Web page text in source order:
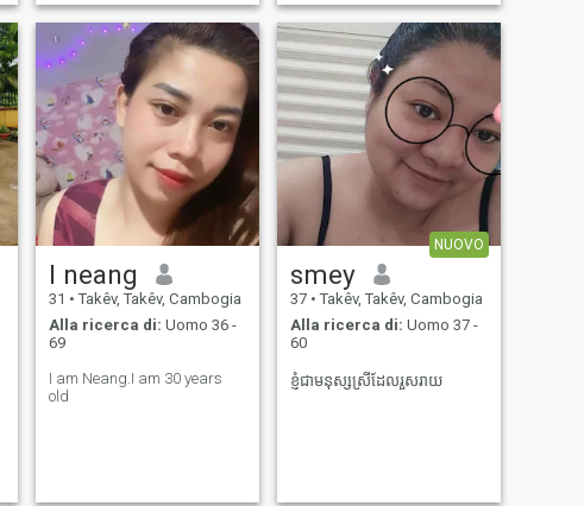
I neang
31 • Takêv, Takêv, Cambogia
Alla ricerca di: Uomo 36 -
69
I am Neang.I am 30 years
old
NUOVO
smey
37 • Takêv, Takêv, Cambogia
Alla ricerca di: Uomo 37 -
60
ខ្ញុំជាមនុស្សស្រីដែលរួសរាយ